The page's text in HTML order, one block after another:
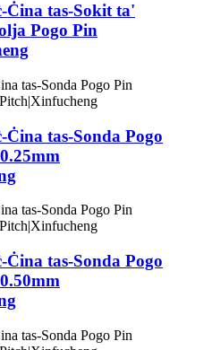
tas-Sokit ta'
Pogo Pin
tas-Sonda Pogo
tas-Sonda Pogo